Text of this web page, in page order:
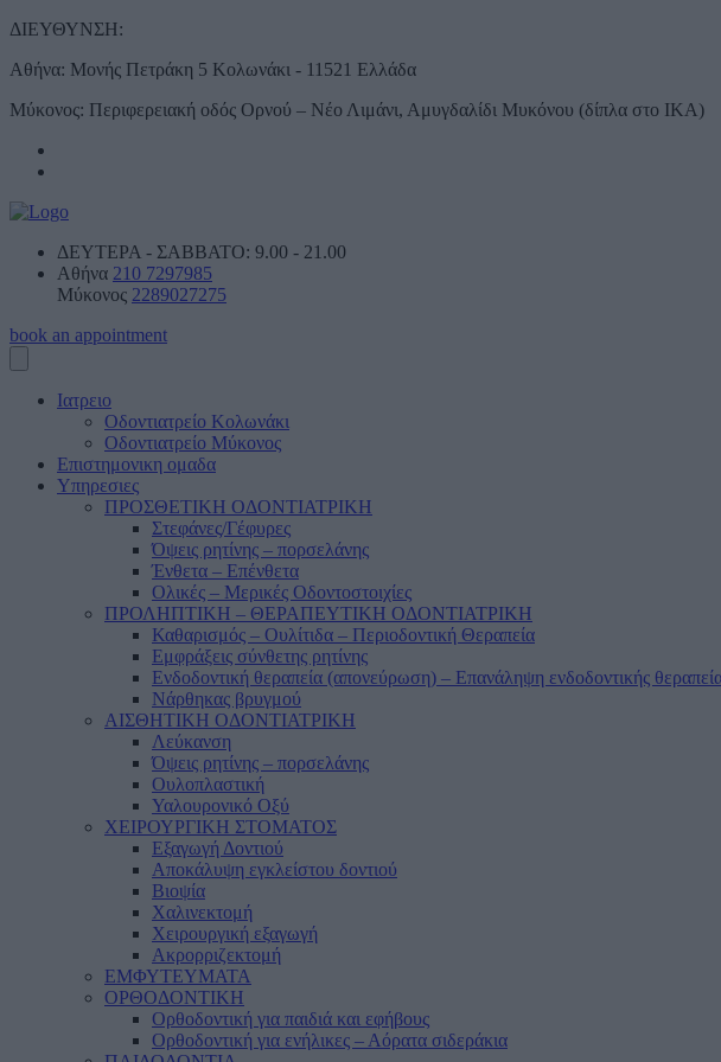
ΔΙΕΥΘΥΝΣΗ:
Αθήνα: Μονής Πετράκη 5 Κολωνάκι - 11521 Ελλάδα
Μύκονος: Περιφερειακή οδός Ορνού – Νέο Λιμάνι, Αμυγδαλίδι Μυκόνου (δίπλα στο ΙΚΑ)
ΔΕΥΤΕΡΑ - ΣΑBBATO: 9.00 - 21.00
Αθήνα 210 7297985
Μύκονος 2289027275
book an appointment
Ιατρειο
Οδοντιατρείο Κολωνάκι
Οδοντιατρείο Μύκονος
Επιστημονικη ομαδα
Υπηρεσιες
ΠΡΟΣΘΕΤΙΚΗ ΟΔΟΝΤΙΑΤΡΙΚΗ
Στεφάνες/Γέφυρες
Όψεις ρητίνης – πορσελάνης
Ένθετα – Επένθετα
Ολικές – Μερικές Οδοντοστοιχίες
ΠΡΟΛΗΠΤΙΚΗ – ΘΕΡΑΠΕΥΤΙΚΗ ΟΔΟΝΤΙΑΤΡΙΚΗ
Καθαρισμός – Ουλίτιδα – Περιοδοντική Θεραπεία
Εμφράξεις σύνθετης ρητίνης
Ενδοδοντική θεραπεία (απονεύρωση) – Επανάληψη ενδοδοντικής
Νάρθηκας βρυγμού
ΑΙΣΘΗΤΙΚΗ ΟΔΟΝΤΙΑΤΡΙΚΗ
Λεύκανση
Όψεις ρητίνης – πορσελάνης
Ουλοπλαστική
Υαλουρονικό Οξύ
ΧΕΙΡΟΥΡΓΙΚΗ ΣΤΟΜΑΤΟΣ
Εξαγωγή Δοντιού
Αποκάλυψη εγκλείστου δοντιού
Βιοψία
Χαλινεκτομή
Χειρουργική εξαγωγή
Ακρορριζεκτομή
ΕΜΦΥΤΕΥΜΑΤΑ
ΟΡΘΟΔΟΝΤΙΚΗ
Ορθοδοντική για παιδιά και εφήβους
Ορθοδοντική για ενήλικες – Αόρατα σιδεράκια